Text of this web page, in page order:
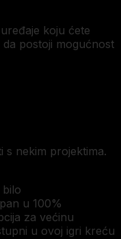
koju ćete
postoji mogućnost
s nekim projektima.
u 100%
za većinu
u ovoj igri kreću